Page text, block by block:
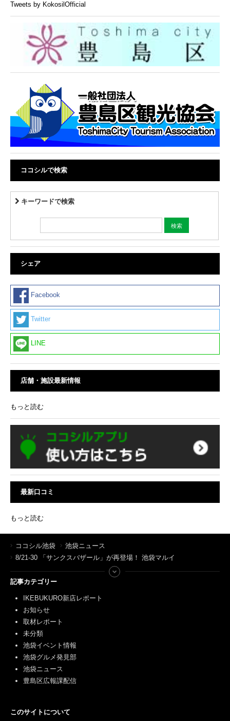
Tweets by KokosilOfficial
ココシルで検索
キーワードで検索
シェア
Facebook
Twitter
LINE
店舗・施設最新情報
もっと読む
最新口コミ
もっと読む
ココシル池袋
池袋ニュース
8/21-30 「サンクスバザール」が再登場！ 池袋マルイ
記事カテゴリー
IKEBUKURO新店レポート
お知らせ
取材レポート
未分類
池袋イベント情報
池袋グルメ発見部
池袋ニュース
豊島区広報課配信
このサイトについて